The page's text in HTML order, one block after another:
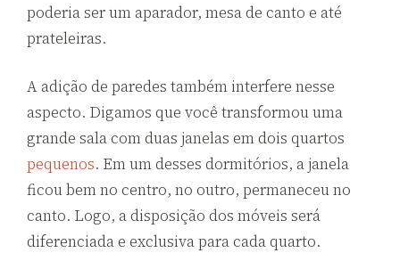
poderia ser um aparador, mesa de canto e até
prateleiras.
A adição de paredes também interfere nesse
aspecto. Digamos que você transformou uma
grande sala com duas janelas em dois quartos
pequenos. Em um desses dormitórios, a janela
ficou bem no centro, no outro, permaneceu no
canto. Logo, a disposição dos móveis será
diferenciada e exclusiva para cada quarto.